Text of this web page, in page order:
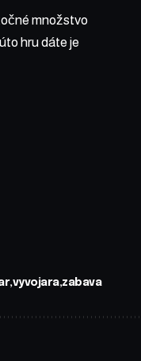
množstvo
hru dáte je
vyvojara zabava